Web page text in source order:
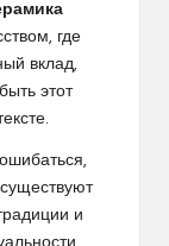
где
вклад,
этот
и